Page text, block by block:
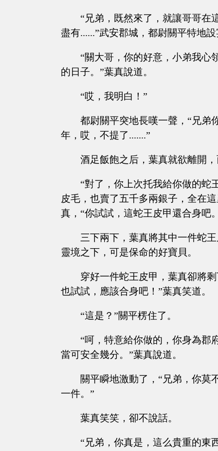
“兄弟，既然來了，就讓哥哥在
盡有......”武安郡城，都尉關平特地
“關大哥，你的好意，小弟我心
的日子。”葉真說道。
“哎，我明白！”
都尉關平突地長嘆一聲，“兄弟
年，哎，不提了.......”
酒足飯飽之后，葉真就欲離開
“對了，你上次托我給你做的蛇
皮毛，也賣了五千多兩銀子，全在
真，“你試試，這蛇王皮甲還合身吧
三下兩下，葉真將其中一件蛇
靈境之下，可是保命的好寶貝。
穿好一件蛇王皮甲，葉真卻將
也試試，應該合身吧！”葉真笑道。
“這是？”關平楞住了。
“呵，特意給你做的，你身為郡
當可安全幾分。”葉真說道。
關平瞬地激動了，“兄弟，你莫
一件。”
葉真笑笑，卻不說話。
“兄弟，你真是，這么貴重的東